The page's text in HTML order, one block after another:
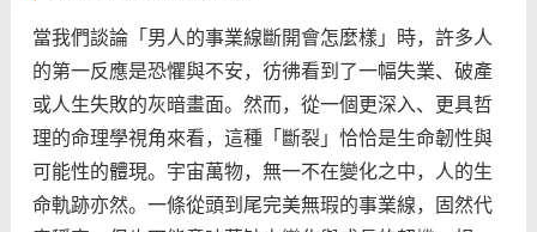
當我們談論「男人的事業線斷開會怎麼樣」時，許多人
的第一反應是恐懼與不安，彷彿看到了一幅失業、破產
或人生失敗的灰暗畫面。然而，從一個更深入、更具哲
理的命理學視角來看，這種「斷裂」恰恰是生命韌性與
可能性的體現。宇宙萬物，無一不在變化之中，人的生
命軌跡亦然。一條從頭到尾完美無瑕的事業線，固然代